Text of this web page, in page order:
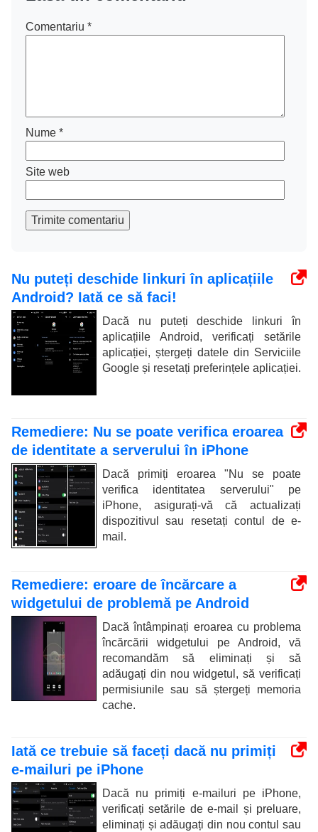
Comentariu *
Nume *
Site web
Trimite comentariu
Nu puteți deschide linkuri în aplicațiile
Android? Iată ce să faci!
Dacă nu puteți deschide linkuri în
aplicațiile Android, verificați setările
aplicației, ștergeți datele din Serviciile
Google și resetați preferințele aplicației.
Remediere: Nu se poate verifica eroarea
de identitate a serverului în iPhone
Dacă primiți eroarea "Nu se poate
verifica identitatea serverului" pe
iPhone, asigurați-vă că actualizați
dispozitivul sau resetați contul de e-
mail.
Remediere: eroare de încărcare a
widgetului de problemă pe Android
Dacă întâmpinați eroarea cu problema
încărcării widgetului pe Android, vă
recomandăm să eliminați și să
adăugați din nou widgetul, să verificați
permisiunile sau să ștergeți memoria
cache.
Iată ce trebuie să faceți dacă nu primiți
e-mailuri pe iPhone
Dacă nu primiți e-mailuri pe iPhone,
verificați setările de e-mail și preluare,
eliminați și adăugați din nou contul sau